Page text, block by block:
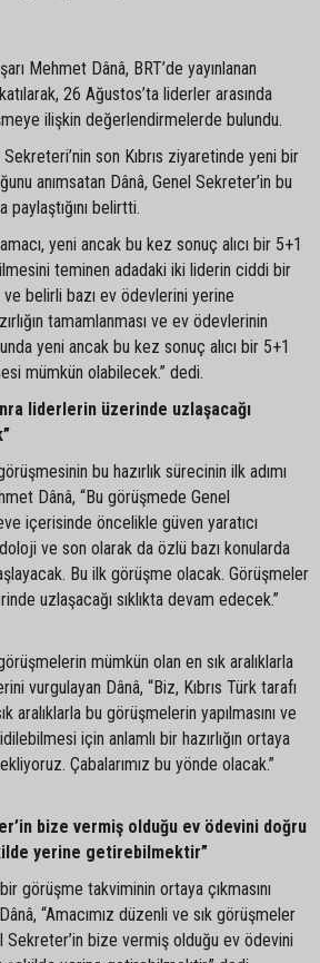
Mehmet Dânâ, BRT’de yayınlanan
26 Ağustos’ta liderler arasında
ilişkin değerlendirmelerde bulundu.
son Kıbrıs ziyaretinde yeni bir
anımsatan Dânâ, Genel Sekreter’in bu
belirtti.
yeni ancak bu kez sonuç alıcı bir 5+1
teminen adadaki iki liderin ciddi bir
ve belirli bazı ev ödevlerini yerine
tamamlanması ve ev ödevlerinin
yeni ancak bu kez sonuç alıcı bir 5+1
mümkün olabilecek.” dedi.
liderlerin üzerinde uzlaşacağı
bu hazırlık sürecinin ilk adımı
Dânâ, “Bu görüşmede Genel
içerisinde öncelikle güven yaratıcı
ve son olarak da özlü bazı konularda
Bu ilk görüşme olacak. Görüşmeler
uzlaşacağı sıklıkta devam edecek.”
mümkün olan en sık aralıklarla
vurgulayan Dânâ, “Biz, Kıbrıs Türk tarafı
aralıklarla bu görüşmelerin yapılmasını ve
için anlamlı bir hazırlığın ortaya
Çabalarımız bu yönde olacak.”
bize vermiş olduğu ev ödevini doğru
yerine getirebilmektir”
görüşme takviminin ortaya çıkmasını
“Amacımız düzenli ve sık görüşmeler
Sekreter’in bize vermiş olduğu ev ödevini